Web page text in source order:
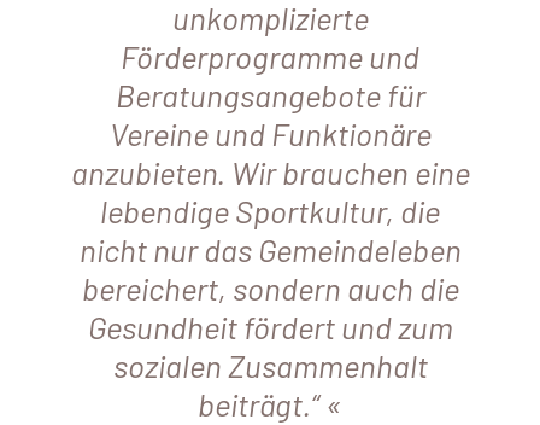
unkomplizierte
Förderprogramme und
Beratungsangebote für
Vereine und Funktionäre
anzubieten. Wir brauchen eine
lebendige Sportkultur, die
nicht nur das Gemeindeleben
bereichert, sondern auch die
Gesundheit fördert und zum
sozialen Zusammenhalt
beiträgt.“